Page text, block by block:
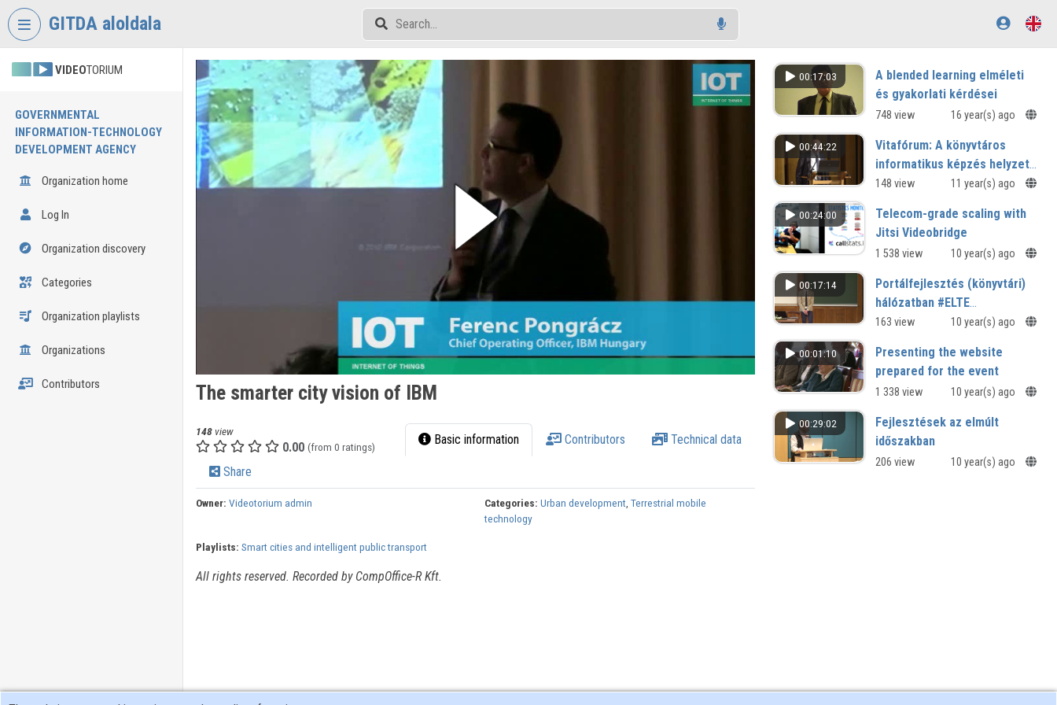
Skip header
GITDA aloldala
VIDEOTORIUM
GOVERNMENTAL
INFORMATION-TECHNOLOGY
DEVELOPMENT AGENCY
Organization home
Log In
Organization discovery
Categories
Organization playlists
Organizations
Contributors The smarter city vision of IBM
148view
0.00 (from 0 ratings) Basic information Contributors Technical data
Share
Owner: Videotorium admin Categories: Urban development,Terrestrial mobile
technology
Playlists: Smart cities and intelligent public transport
All rights reserved. Recorded by CompOffice-R Kft.
00:17:03
A blended learning elméleti
és gyakorlati kérdései
748 view 16 year(s) ago
00:44:22
Vitafórum: A könyvtáros
informatikus képzés helyzete
és jövője
148 view 11 year(s) ago
00:24:00
Telecom-grade scaling with
Jitsi Videobridge
1 538 view 10 year(s) ago
00:17:14
Portálfejlesztés (könyvtári)
hálózatban #ELTE
#50Könyvtár
#Akadálymentesség
#SzemantikusWeb
163 view 10 year(s) ago
00:01:10
Presenting the website
prepared for the event
1 338 view 10 year(s) ago
00:29:02
Fejlesztések az elmúlt
időszakban
206 view 10 year(s) ago